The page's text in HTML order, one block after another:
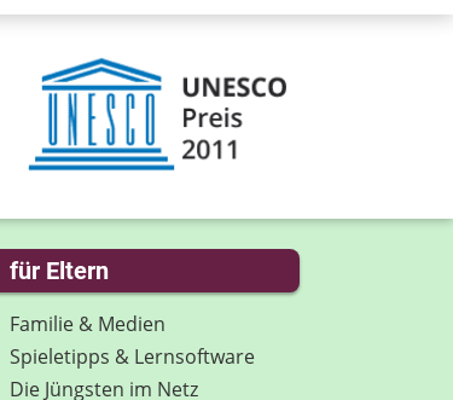
für Eltern
Familie & Medien
Spieletipps & Lernsoftware
Die Jüngsten im Netz